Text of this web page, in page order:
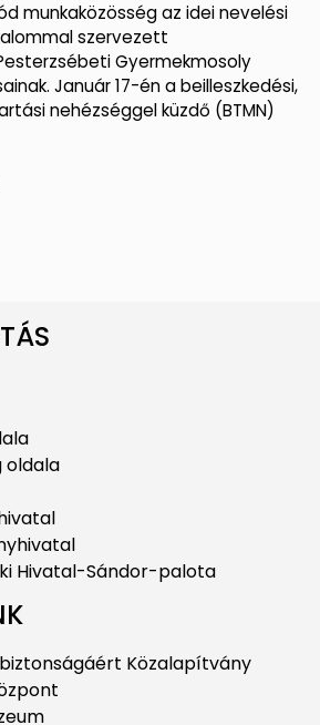
munkaközösség az idei nevelési
szervezett
Gyermekmosoly
Január 17-én a beilleszkedési,
nehézséggel küzdő (BTMN)
oldala
Hivatal-Sándor-palota
Közalapítvány